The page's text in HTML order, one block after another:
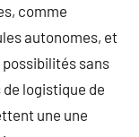
comme
autonomes, et
possibilités sans
logistique de
une une